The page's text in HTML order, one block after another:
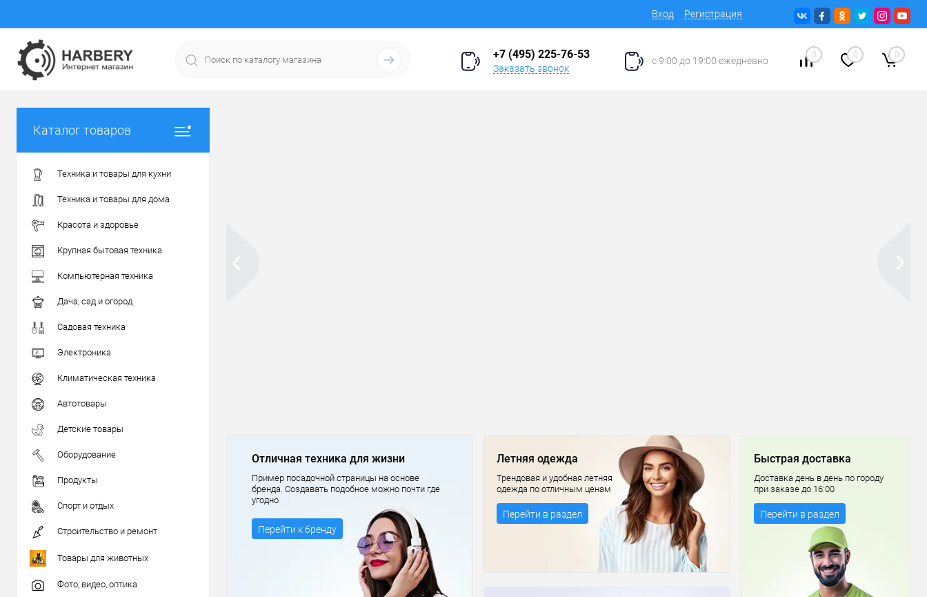
Вход Регистрация
+7 (495) 225-76-53
Заказать звонок
с 9:00 до 19:00 ежедневно
0 0 0
Каталог товаров
Техника и товары для кухни
Техника и товары для дома
Красота и здоровье
Крупная бытовая техника
Компьютерная техника
Дача, сад и огород
Садовая техника
Электроника
Климатическая техника
Автотовары
Детские товары
Оборудование
Продукты
Спорт и отдых
Строительство и ремонт
Товары для животных
Фото, видео, оптика
Отличная техника для жизни
Пример посадочной страницы на основе
бренда. Создавать подобное можно почти где
угодно
Перейти к бренду
Летняя одежда
Трендовая и удобная летняя
одежда по отличным ценам
Перейти в раздел
Быстрая доставка
Доставка день в день по городу
при заказе до 16:00
Перейти в раздел